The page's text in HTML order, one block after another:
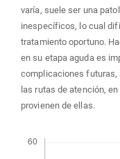
varía, suele ser una
inespecíficos, lo cual
tratamiento oportuno.
en su etapa aguda es
complicaciones futuras,
las rutas de atención,
provienen de ellas.